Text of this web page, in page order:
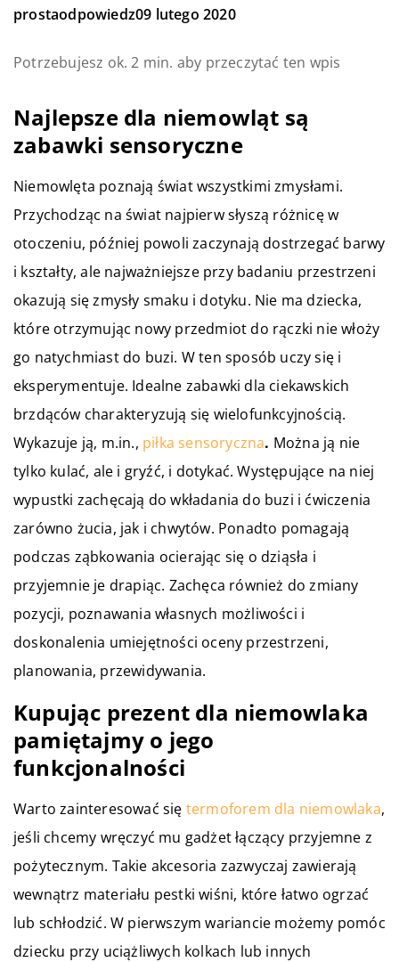
prostaodpowiedz09 lutego 2020
Potrzebujesz ok. 2 min. aby przeczytać ten wpis
Najlepsze dla niemowląt są
zabawki sensoryczne
Niemowlęta poznają świat wszystkimi zmysłami.
Przychodząc na świat najpierw słyszą różnicę w
otoczeniu, później powoli zaczynają dostrzegać barwy
i kształty, ale najważniejsze przy badaniu przestrzeni
okazują się zmysły smaku i dotyku. Nie ma dziecka,
które otrzymując nowy przedmiot do rączki nie włoży
go natychmiast do buzi. W ten sposób uczy się i
eksperymentuje. Idealne zabawki dla ciekawskich
brzdąców charakteryzują się wielofunkcyjnością.
Wykazuje ją, m.in., piłka sensoryczna. Można ją nie
tylko kulać, ale i gryźć, i dotykać. Występujące na niej
wypustki zachęcają do wkładania do buzi i ćwiczenia
zarówno żucia, jak i chwytów. Ponadto pomagają
podczas ząbkowania ocierając się o dziąsła i
przyjemnie je drapiąc. Zachęca również do zmiany
pozycji, poznawania własnych możliwości i
doskonalenia umiejętności oceny przestrzeni,
planowania, przewidywania.
Kupując prezent dla niemowlaka
pamiętajmy o jego
funkcjonalności
Warto zainteresować się termoforem dla niemowlaka,
jeśli chcemy wręczyć mu gadżet łączący przyjemne z
pożytecznym. Takie akcesoria zazwyczaj zawierają
wewnątrz materiału pestki wiśni, które łatwo ogrzać
lub schłodzić. W pierwszym wariancie możemy pomóc
dziecku przy uciążliwych kolkach lub innych